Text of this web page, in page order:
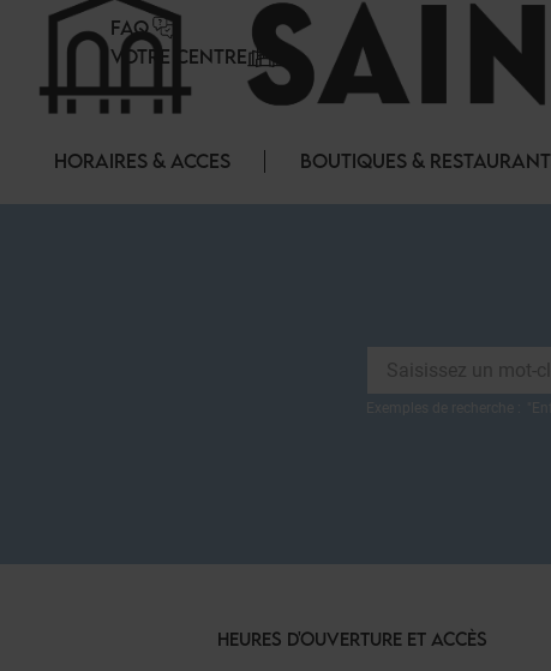
FAQ
VOTRE CENTRE
HORAIRES & ACCES BOUTIQUES &
HEURES D'OUVERTURE ET ACCÈS
Panneau de gestion des cookies